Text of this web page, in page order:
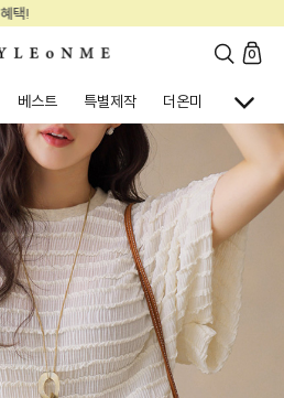
신규 회원가입 및 카톡 플친
0
베스트 특별제작 더온미 골프웨어